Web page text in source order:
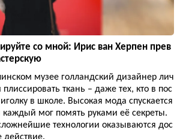
со мной: Ирис ван Херпен прев
музее голландский дизайнер лич
плиссировать ткань – даже тех, кто в пос
в школе. Высокая мода спускается
каждый мог помять руками её секреты.
технологии оказываются дос